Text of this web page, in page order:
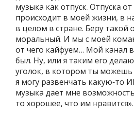
музыка как отпуск. Отпуска от
происходит в моей жизни, в
в целом в стране. Беру такой
моральный. И мы с моей
от чего кайфуем… Мой канал
был. Ну, или я таким его
уголок, в котором ты можешь
я могу развенчать какую-то
музыка дает мне
то хорошее, что им нравится».